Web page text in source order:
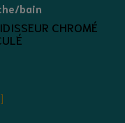
bain
CHROMÉ